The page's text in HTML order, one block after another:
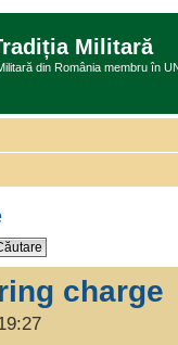
Militară
din România membru în
charge